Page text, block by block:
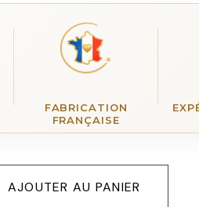
FABRICATION
FRANÇAISE
AJOUTER AU PANIER